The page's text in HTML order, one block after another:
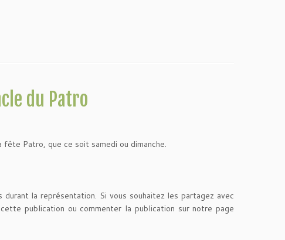
du Patro
Patro, que ce soit samedi ou dimanche.
la représentation. Si vous souhaitez les partagez avec
publication ou commenter la publication sur notre page